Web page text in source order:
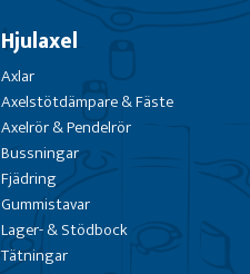
Hjulaxel
Axlar
Axelstötdämpare & Fäste
Axelrör & Pendelrör
Bussningar
Fjädring
Gummistavar
Lager- & Stödbock
Tätningar